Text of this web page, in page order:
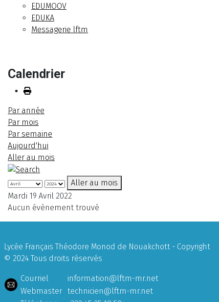
EDUMOOV
EDUKA
Messagerie lftm
Calendrier
Par année
Par mois
Par semaine
Aujourd'hui
Aller au mois
Aller au mois
Mardi 19 Avril 2022
Aucun évènement trouvé
Lycée Français Théodore Monod de Nouakchott - Copyright
© 2024 Tous droits réservés
Courriel
information@lftm-mr.net
Webmaster technicien@lftm-mr.net